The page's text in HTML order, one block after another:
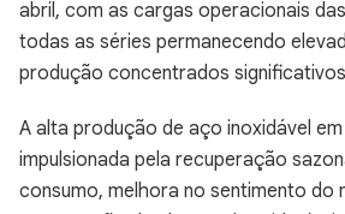
abril, com as cargas operacionais
todas as séries permanecendo
produção concentrados
A alta produção de aço inoxidável
impulsionada pela recuperação
consumo, melhora no sentimento do